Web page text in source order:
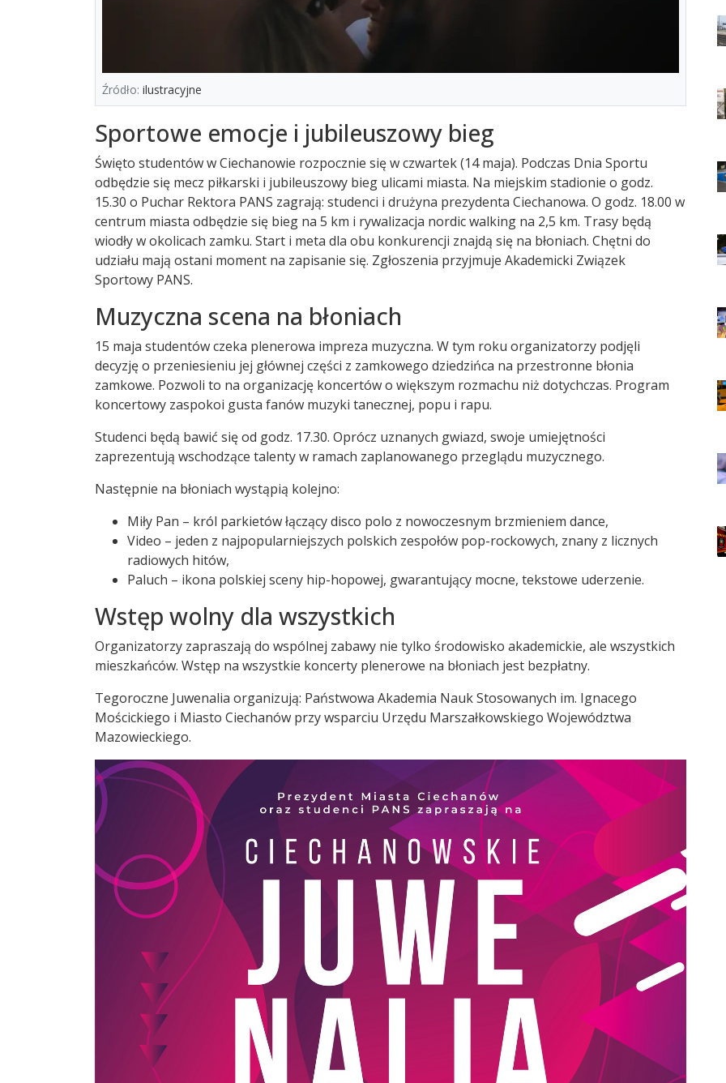
Źródło: ilustracyjne
Sportowe emocje i jubileuszowy bieg
Święto studentów w Ciechanowie rozpocznie się w czwartek (14 maja). Podczas Dnia Sportu
odbędzie się mecz piłkarski i jubileuszowy bieg ulicami miasta. Na miejskim stadionie o godz.
15.30 o Puchar Rektora PANS zagrają: studenci i drużyna prezydenta Ciechanowa. O godz. 18.00 w
centrum miasta odbędzie się bieg na 5 km i rywalizacja nordic walking na 2,5 km. Trasy będą
wiodły w okolicach zamku. Start i meta dla obu konkurencji znajdą się na błoniach. Chętni do
udziału mają ostani moment na zapisanie się. Zgłoszenia przyjmuje Akademicki Związek
Sportowy PANS.
Muzyczna scena na błoniach
15 maja studentów czeka plenerowa impreza muzyczna. W tym roku organizatorzy podjęli
decyzję o przeniesieniu jej głównej części z zamkowego dziedzińca na przestronne błonia
zamkowe. Pozwoli to na organizację koncertów o większym rozmachu niż dotychczas. Program
koncertowy zaspokoi gusta fanów muzyki tanecznej, popu i rapu.
Studenci będą bawić się od godz. 17.30. Oprócz uznanych gwiazd, swoje umiejętności
zaprezentują wschodzące talenty w ramach zaplanowanego przeglądu muzycznego.
Następnie na błoniach wystąpią kolejno:
Miły Pan – król parkietów łączący disco polo z nowoczesnym brzmieniem dance,
Video – jeden z najpopularniejszych polskich zespołów pop-rockowych, znany z licznych
radiowych hitów,
Paluch – ikona polskiej sceny hip-hopowej, gwarantujący mocne, tekstowe uderzenie.
Wstęp wolny dla wszystkich
Organizatorzy zapraszają do wspólnej zabawy nie tylko środowisko akademickie, ale wszystkich
mieszkańców. Wstęp na wszystkie koncerty plenerowe na błoniach jest bezpłatny.
Tegoroczne Juwenalia organizują: Państwowa Akademia Nauk Stosowanych im. Ignacego
Mościckiego i Miasto Ciechanów przy wsparciu Urzędu Marszałkowskiego Województwa
Mazowieckiego.